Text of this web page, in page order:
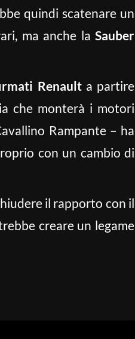
quindi scatenare un
ma anche la Sauber
Renaulta partire
che monterà i motori
Rampante – ha
con un cambio di
il rapporto con il
creare un legame